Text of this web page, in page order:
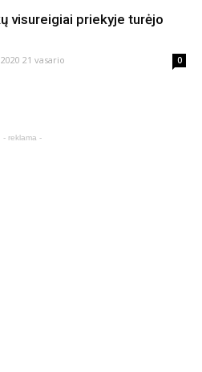
visureigiai priekyje turėjo
2020 21 vasario 0
- reklama -